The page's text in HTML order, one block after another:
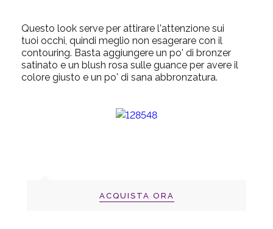
Questo look serve per attirare l'attenzione sui
tuoi occhi, quindi meglio non esagerare con il
contouring. Basta aggiungere un po' di bronzer
satinato e un blush rosa sulle guance per avere il
colore giusto e un po' di sana abbronzatura.
ACQUISTA ORA